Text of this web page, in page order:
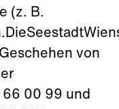
(z. B.
von
66 00 99 und